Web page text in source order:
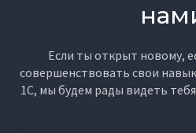
Если ты открыт новому,
совершенствовать свои
1С, мы будем рады видеть